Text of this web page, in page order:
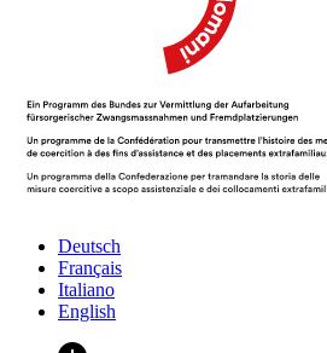
Deutsch
Français
Italiano
English